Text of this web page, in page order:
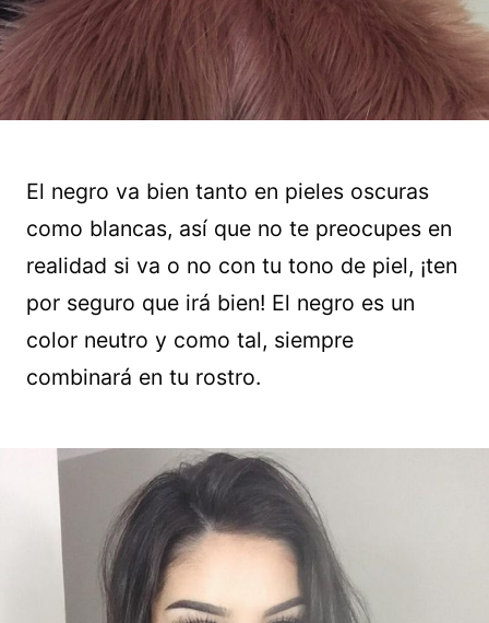
El negro va bien tanto en pieles oscuras
como blancas, así que no te preocupes en
realidad si va o no con tu tono de piel, ¡ten
por seguro que irá bien! El negro es un
color neutro y como tal, siempre
combinará en tu rostro.